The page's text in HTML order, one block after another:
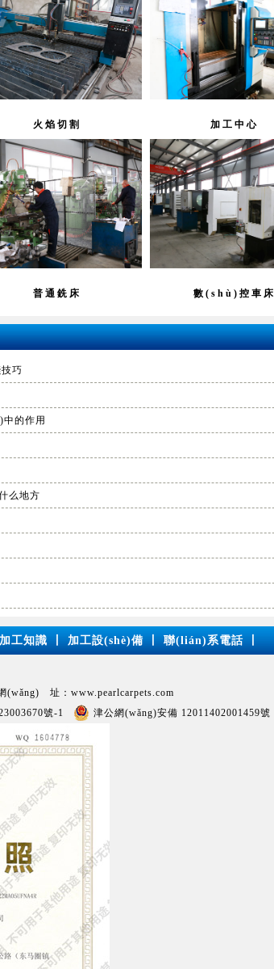
火焰切割 加工中心
普通銑床 數(shù)控車床
巧
的作用
么地方
工知識 加工設(shè)備丨 聯(lián)系電話丨
址：www.pearlcarpets.com
號-1 津公網(wǎng)安備 12011402001459號